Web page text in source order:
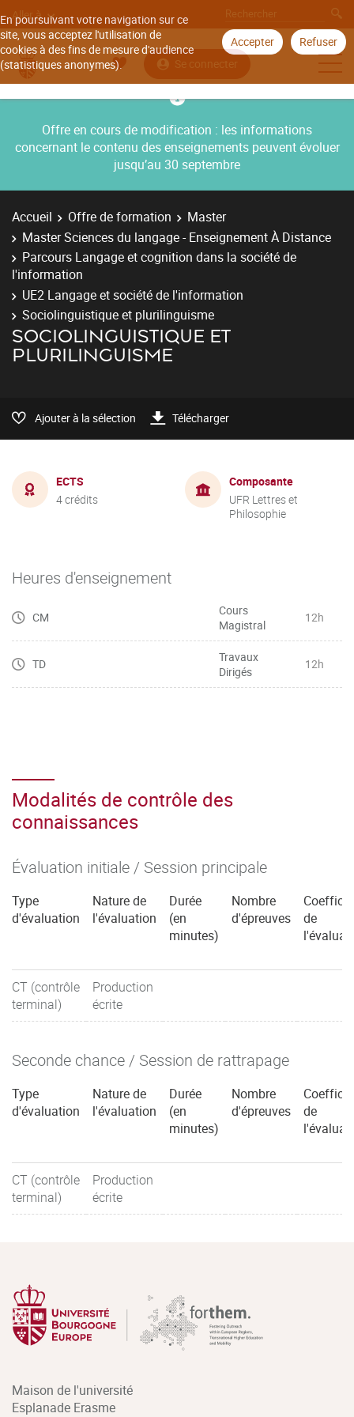
En poursuivant votre navigation sur ce
site, vous acceptez l'utilisation de
cookies à des fins de mesure d'audience
(statistiques anonymes).
Accepter Refuser
Aller à
Se connecter
Offre en cours de modification : les informations
concernant le contenu des enseignements peuvent évoluer
jusqu’au 30 septembre
Accueil Offre de formation
Master
Master Sciences du langage - Enseignement À Distance
Parcours Langage et cognition dans la société de
l'information
UE2 Langage et société de l'information
Sociolinguistique et plurilinguisme
SOCIOLINGUISTIQUE ET
PLURILINGUISME
Ajouter à la sélection Télécharger
ECTS
4 crédits
Composante
UFR Lettres et
Philosophie
Heures d'enseignement
CM
Cours
Magistral
12h
TD
Travaux
Dirigés
12h
Modalités de contrôle des
connaissances
Évaluation initiale / Session principale
Type
d'évaluation
Nature de
l'évaluation
Durée
(en
minutes)
Nombre
d'épreuves
de
CT (contrôle
terminal)
Production
écrite
Seconde chance / Session de rattrapage
Type
d'évaluation
Nature de
l'évaluation
Durée
(en
minutes)
Nombre
d'épreuves
de
CT (contrôle
terminal)
Production
écrite
Maison de l'université
Esplanade Erasme